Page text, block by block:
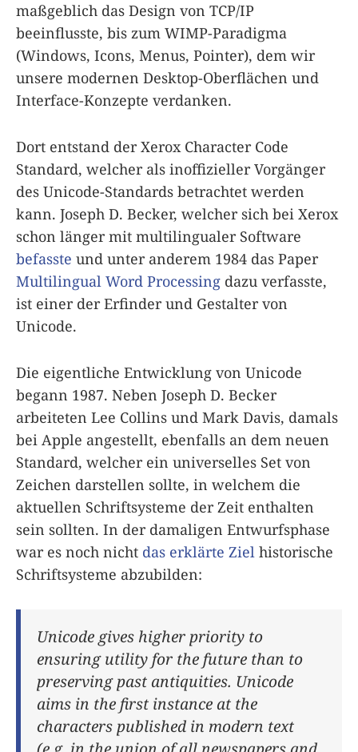
maßgeblich das Design von TCP/IP
beeinflusste, bis zum WIMP-Paradigma
(Windows, Icons, Menus, Pointer), dem wir
unsere modernen Desktop-Oberflächen und
Interface-Konzepte verdanken.
Dort entstand der Xerox Character Code
Standard, welcher als inoffizieller Vorgänger
des Unicode-Standards betrachtet werden
kann. Joseph D. Becker, welcher sich bei Xerox
schon länger mit multilingualer Software
befasste und unter anderem 1984 das Paper
Multilingual Word Processing dazu verfasste,
ist einer der Erfinder und Gestalter von
Unicode.
Die eigentliche Entwicklung von Unicode
begann 1987. Neben Joseph D. Becker
arbeiteten Lee Collins und Mark Davis, damals
bei Apple angestellt, ebenfalls an dem neuen
Standard, welcher ein universelles Set von
Zeichen darstellen sollte, in welchem die
aktuellen Schriftsysteme der Zeit enthalten
sein sollten. In der damaligen Entwurfsphase
war es noch nicht das erklärte Ziel historische
Schriftsysteme abzubilden:
Unicode gives higher priority to
ensuring utility for the future than to
preserving past antiquities. Unicode
aims in the first instance at the
characters published in modern text